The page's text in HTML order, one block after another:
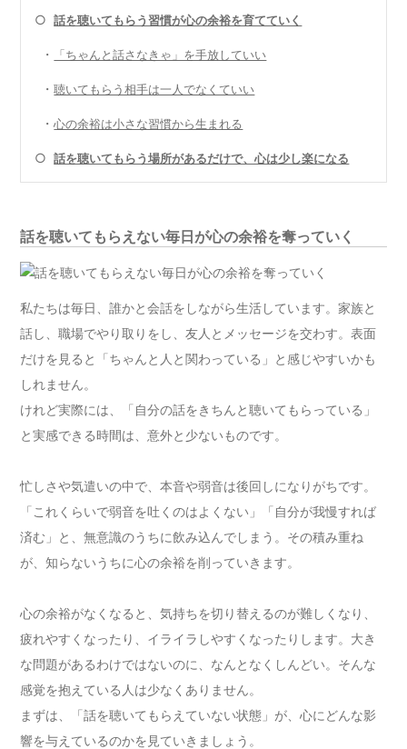
○話を聴いてもらう習慣が心の余裕を育てていく
・ 「ちゃんと話さなきゃ」を手放していい
・聴いてもらう相手は一人でなくていい
・心の余裕は小さな習慣から生まれる
○話を聴いてもらう場所があるだけで、心は少し楽になる
話を聴いてもらえない毎日が心の余裕を奪っていく
私たちは毎日、誰かと会話をしながら生活しています。家族と
話し、職場でやり取りをし、友人とメッセージを交わす。表面
だけを見ると「ちゃんと人と関わっている」と感じやすいかも
しれません。
けれど実際には、「自分の話をきちんと聴いてもらっている」
と実感できる時間は、意外と少ないものです。
忙しさや気遣いの中で、本音や弱音は後回しになりがちです。
「これくらいで弱音を吐くのはよくない」「自分が我慢すれば
済む」と、無意識のうちに飲み込んでしまう。その積み重ね
が、知らないうちに心の余裕を削っていきます。
心の余裕がなくなると、気持ちを切り替えるのが難しくなり、
疲れやすくなったり、イライラしやすくなったりします。大き
な問題があるわけではないのに、なんとなくしんどい。そんな
感覚を抱えている人は少なくありません。
まずは、「話を聴いてもらえていない状態」が、心にどんな影
響を与えているのかを見ていきましょう。